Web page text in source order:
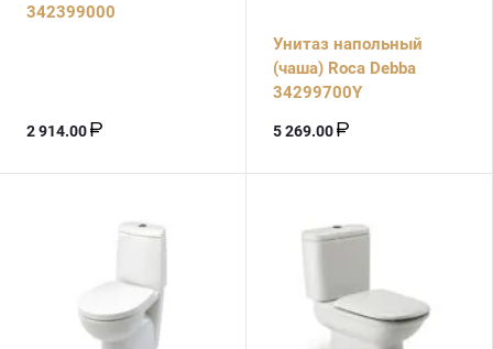
342399000
2 914.00
Унитаз напольный
(чаша) Roca Debba
34299700Y
5 269.00